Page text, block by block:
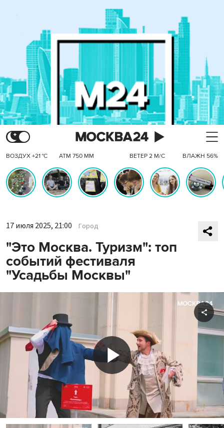
ВОЗДУХ +21 °C АТМ 750 ММ ВЕТЕР 2 М/С ВЛАЖН 56%
17 июля 2025, 21:00 Город
"Это Москва. Туризм": топ
событий фестиваля
"Усадьбы Москвы"
Play
Video